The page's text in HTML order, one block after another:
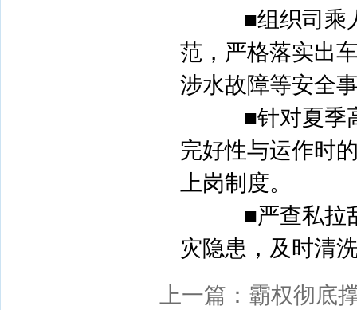
■组织司乘人
范，严格落实出
涉水故障等安全
■针对夏季高
完好性与运作时
上岗制度。
■严查私拉乱
灾隐患，及时清
上一篇：霸权彻底